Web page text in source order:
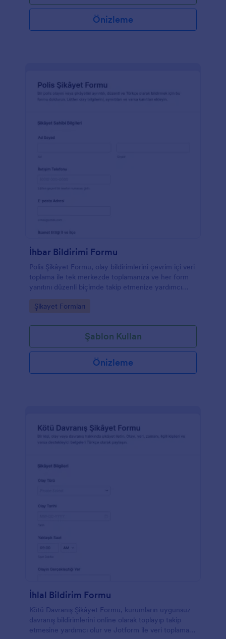
Önizleme
İhbar Bildirimi Formu
Polis Şikâyet Formu, olay bildirimlerini çevrim içi veri
toplama ile tek merkezde toplamanıza ve her form
yanıtını düzenli biçimde takip etmenize yardımcı
Go to Category:
Şikayet Formları
Şablon Kullan
Önizleme
İhlal Bildirim Formu
Kötü Davranış Şikâyet Formu, kurumların uygunsuz
davranış bildirimlerini online olarak toplayıp takip
etmesine yardımcı olur ve Jotform ile veri toplama